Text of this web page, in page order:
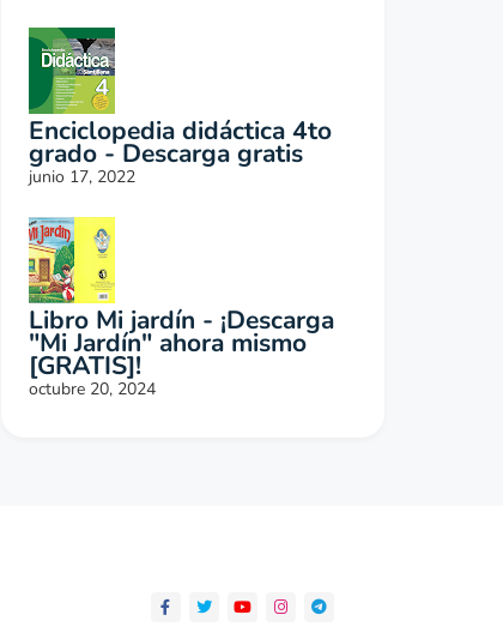
Enciclopedia didáctica 4to
grado - Descarga gratis
junio 17, 2022
Libro Mi jardín - ¡Descarga
"Mi Jardín" ahora mismo
[GRATIS]!
octubre 20, 2024